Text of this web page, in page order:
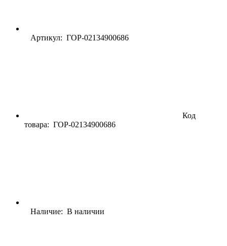
Артикул: ГОР-02134900686
Код
товара: ГОР-02134900686
Наличие: В наличии